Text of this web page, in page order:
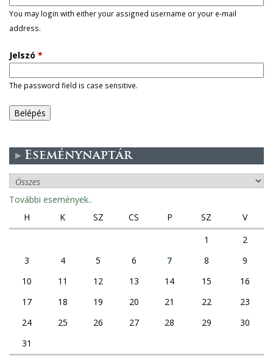
s
ő
d
l
e
e
s
You may login with either your assigned username or your e-mail
address.
Jelszó *
The password field is case sensitive.
Eseménynaptár
További események..
H
K SZ CS P SZ
V
1
2
3
4 5 6 7 8
9
10
11 12 13 14 15
16
17
18 19 20 21 22
23
24
25 26 27 28 29
30
31